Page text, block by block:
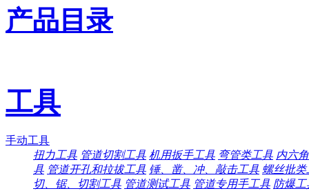
产品目录
工具
手动工具
扭力工具 管道切割工具 机用扳手工具 弯管类工具 内六
具 管道开孔和拉拔工具 锤、凿、冲、敲击工具 螺丝批类
切、锯、切割工具 管道测试工具 管道专用手工具 防爆工